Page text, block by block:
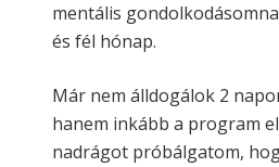
mentális
és fél hónap.
Már nem álldogálok 2
hanem inkább a program
nadrágot próbálgatom,